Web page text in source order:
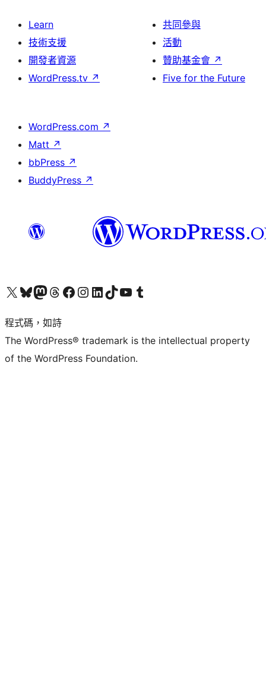
Learn
技術支援
開發者資源
WordPress.tv ↗
共同參與
活動
贊助基金會 ↗
Five for the Future
WordPress.com ↗
Matt ↗
bbPress ↗
BuddyPress ↗
查看我們的 X (之前的 Twitter) 帳號造訪我們的 Bluesky 帳號造訪我們的 Mastodon 帳號造訪我們的 Threads 帳號 造訪我們的 Facebook 粉絲專頁Visit our Instagram account
Visit our LinkedIn account
造訪我們的 TikTok 帳號Visit our YouTube channel
造訪我們的 Tumblr 帳號
程式碼，如詩
The WordPress® trademark is the intellectual property
of the WordPress Foundation.